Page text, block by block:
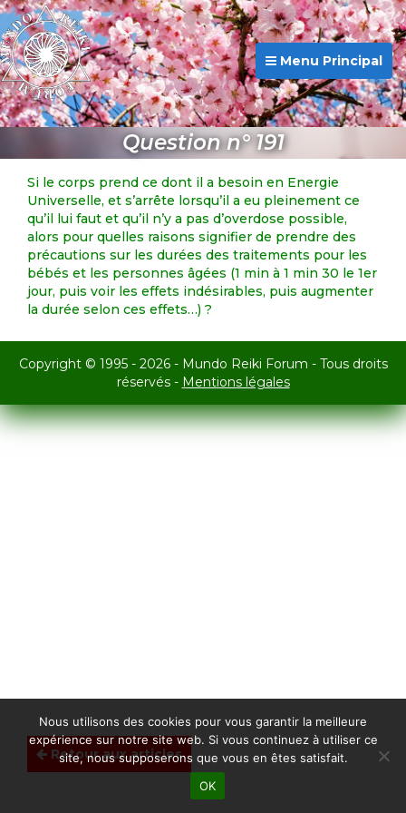
Menu Principal
Question n° 191
Retour aux articles
Si le corps prend ce dont il a besoin en Energie
Universelle, et s’arrête lorsqu’il a eu pleinement ce
qu’il lui faut et qu’il n’y a pas d’overdose possible,
alors pour quelles raisons signifier de prendre des
précautions sur les durées des traitements pour les
bébés et les personnes âgées (1 min à 1 min 30 le 1er
jour, puis voir les effets indésirables, puis augmenter
la durée selon ces effets…) ?
Copyright © 1995 - 2026 - Mundo Reiki Forum - Tous droits
réservés - Mentions légales
Nous utilisons des cookies pour vous garantir la meilleure
expérience sur notre site web. Si vous continuez à utiliser ce
site, nous supposerons que vous en êtes satisfait.
OK